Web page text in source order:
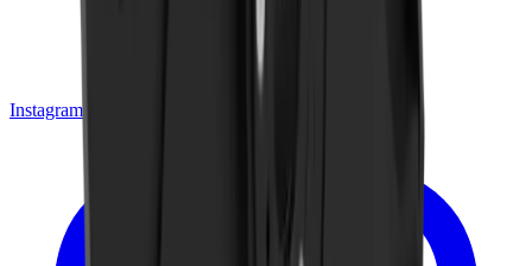
Instagram